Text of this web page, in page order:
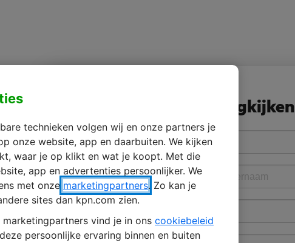
loer
Meld je aan voor terugkijken
technieken volgen wij en onze partners je
onze website, app en daarbuiten. We kijken
waar je op klikt en wat je koopt. Met die
app en advertenties persoonlijker. We
met onze marketingpartners. Zo kan je
sites dan kpn.com zien.
vind je in ons cookiebeleid
persoonlijke ervaring binnen en buiten